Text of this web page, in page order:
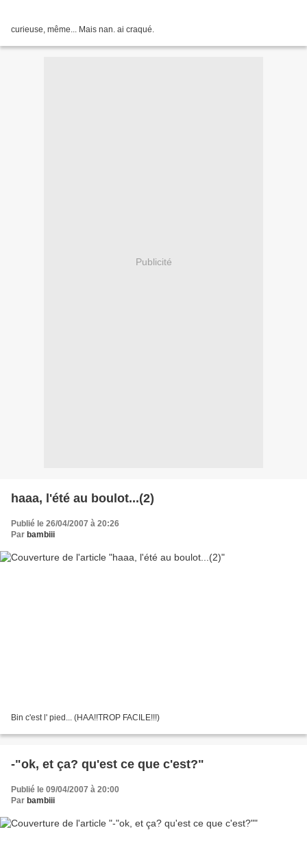
curieuse, même... Mais nan. ai craqué.
Publicité
haaa, l'été au boulot...(2)
Publié le 26/04/2007 à 20:26
Par bambiii
Bin c'est l' pied... (HAA!!TROP FACILE!!!)
-"ok, et ça? qu'est ce que c'est?"
Publié le 09/04/2007 à 20:00
Par bambiii